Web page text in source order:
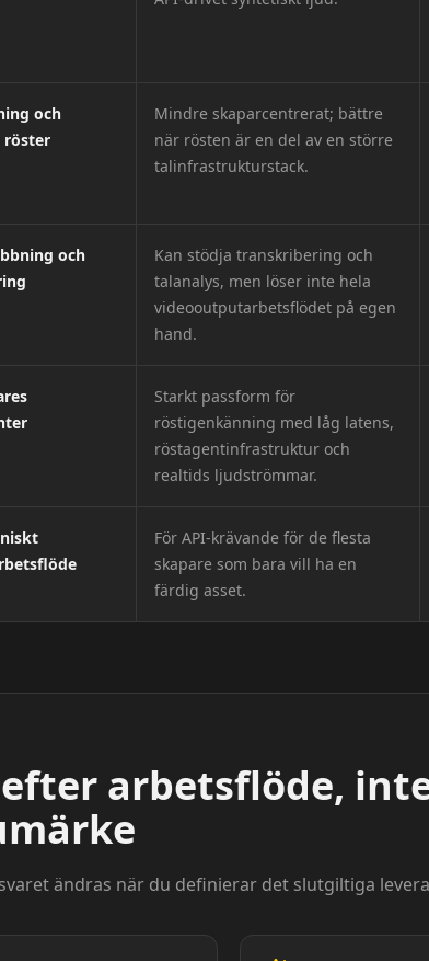
och
röster
Mindre skaparcentrerat; bättre
när rösten är en del av en större
talinfrastrukturstack.
och
Kan stödja transkribering och
talanalys, men löser inte hela
videooutputarbetsflödet på egen
hand.
Starkt passform för
röstigenkänning med låg latens,
röstagentinfrastruktur och
realtids ljudströmmar.
För API-krävande för de flesta
skapare som bara vill ha en
färdig asset.
arbetsflöde,
ändras när du definierar det slutgiltiga